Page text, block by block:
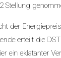
Stellung
der
erteilt die
ein eklatanter